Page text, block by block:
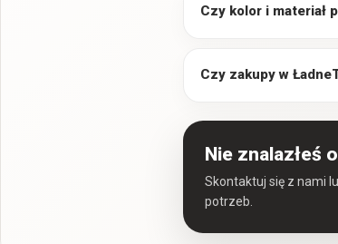
Czy kolor i materiał
Czy zakupy w
Nie znalazłeś
Skontaktuj się z nami
potrzeb.